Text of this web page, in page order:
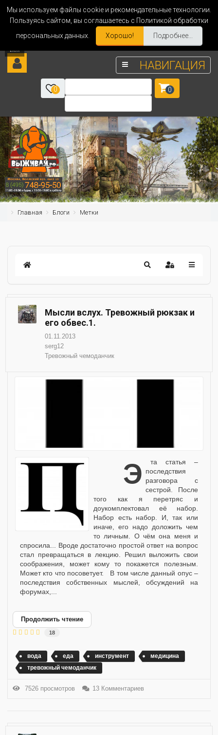
Мы используем файлы cookie и рекомендательные технологии.
Пользуясь сайтом, вы соглашаетесь с Политикой обработки
персональных данных.
Хорошо! Подробнее...
НАВИГАЦИЯ
0 0
Главная Блоги Метки
Мысли вслух. Тревожный рюкзак и
его обвес.1.
01.11.2013
serg12
Тревожный чемоданчик
Эта статья – последствия
разговора с
сестрой. После
того как я перетряс и
доукомплектовал её набор.
Набор есть набор. И, так или
иначе, его надо доложить чем
то личным. О чём она меня и
спросила... Вроде достаточно простой ответ на вопрос
стал превращаться в лекцию. Решил выложить свои
соображения, может кому то покажется полезным.
Может кто что посоветует. В том числе данный опус –
последствия собственных мыслей, обсуждений на
форумах,...
Продолжить чтение
18
вода еда инструмент
медицина
тревожный чемоданчик
7526 просмотров 13 Комментариев